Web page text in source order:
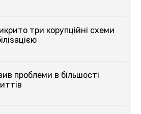
три корупційні схеми
проблеми в більшості